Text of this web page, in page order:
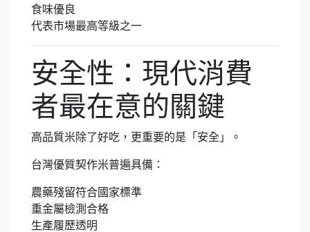
食味優良
代表市場最高等級之一
安全性：現代消費
者最在意的關鍵
高品質米除了好吃，更重要的是「安全」。
台灣優質契作米普遍具備：
農藥殘留符合國家標準
重金屬檢測合格
生產履歷透明